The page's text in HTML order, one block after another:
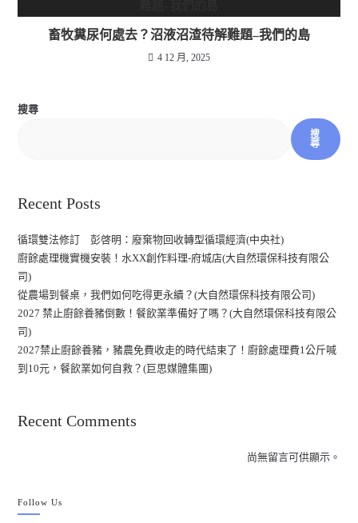
畜牧糞尿何處去？沼液沼渣待解難題–我們的島
4 12 月, 2025
搜尋
搜
尋
Recent Posts
循環雙法修訂 彭啓明：廢棄物回收轉型循環經濟(中央社)
廚餘處理機實機安裝！水XX創作料理-府城店(大自然環保科技有限公
司)
從農場到餐桌，我們如何吃得更永續？(大自然環保科技有限公司)
2027 禁止廚餘養豬倒數！餐飲業準備好了嗎？(大自然環保科技有限公
司)
2027禁止廚餘養豬，豬農免費收走的時代結束了！廚餘處理費1公斤喊
到10元，餐飲業如何自救？(巨思媒體集團)
Recent Comments
尚無留言可供顯示。
Follow Us